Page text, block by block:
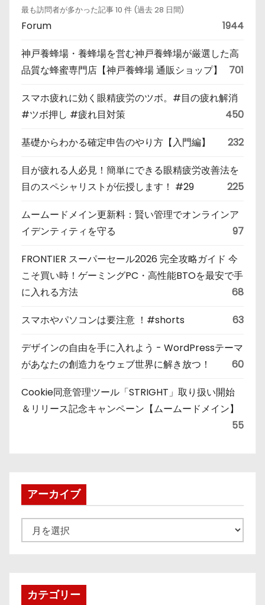
最も訪問者が多かった記事 10 件 (過去 28 日間)
Forum 1944
神戸養蜂場・養蜂場を営む神戸養蜂場が厳選した高
品質な蜂蜜専門店【神戸養蜂場 通販ショップ】
701
スマホ疲れに効く眼精疲労のツボ。#目の疲れ解消
#ツボ押し #疲れ目対策
450
基礎からわかる確定申告のやり方【入門編】 232
目が疲れる人必見！簡単にできる眼精疲労改善法を
目のスペシャリストが伝授します！ #29
225
ムームードメイン更新料：賢い管理でオンラインア
イデンティティを守る
97
FRONTIER スーパーセール2026 完全攻略ガイド 今
こそ買い時！ゲーミングPC・高性能BTOを最安で手
に入れる方法
68
スマホやパソコンは要注意 ！#shorts 63
デザインの自由を手に入れよう - WordPressテーマ
があなたの創造力をウェブ世界に解き放つ！
60
Cookie同意管理ツール「STRIGHT」取り扱い開始
＆リリース記念キャンペーン【ムームードメイン】
55
アーカイブ
ー
ブカテゴリー